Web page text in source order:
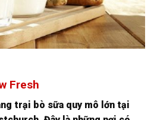
Fresh
trại bò sữa quy mô lớn tại